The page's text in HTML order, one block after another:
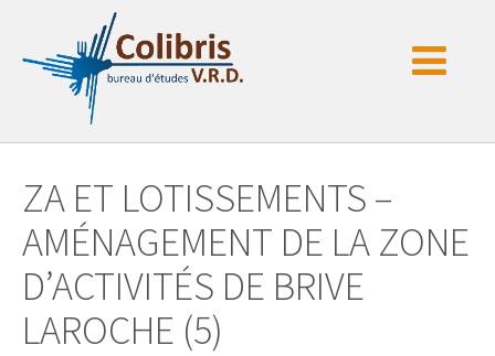
contenu
ZA ET LOTISSEMENTS –
AMÉNAGEMENT DE LA ZONE
D’ACTIVITÉS DE BRIVE
LAROCHE (5)